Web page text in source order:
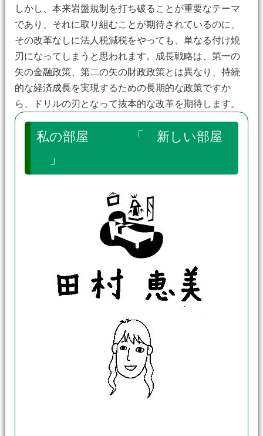
しかし、本来岩盤規制を打ち破ることが重要なテーマ
であり、それに取り組むことが期待されているのに、
その改革なしに法人税減税をやっても、単なる付け焼
刃になってしまうと思われます。成長戦略は、第一の
矢の金融政策、第二の矢の財政政策とは異なり、持続
的な経済成長を実現するための長期的な政策ですか
ら、ドリルの刃となって抜本的な改革を期待します。
私の部屋 「 新しい部屋
」